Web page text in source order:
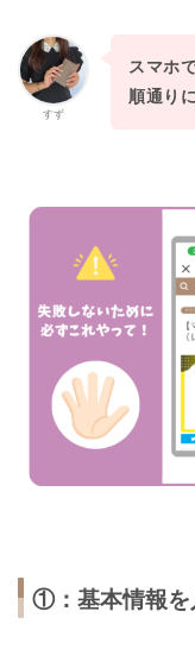
すず
スマホ
順通り
①：基本情報を